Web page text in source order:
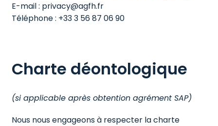
E-mail : privacy@agfh.fr
Téléphone : +33 3 56 87 06 90
Charte déontologique
(si applicable après obtention agrément SAP)
Nous nous engageons à respecter la charte